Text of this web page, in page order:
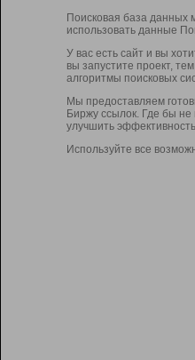
Поисковая база данных
использовать данные
У вас есть сайт и вы
вы запустите проект,
алгоритмы поисковых
Мы предоставляем
Биржу ссылок. Где бы не
улучшить
Используйте все